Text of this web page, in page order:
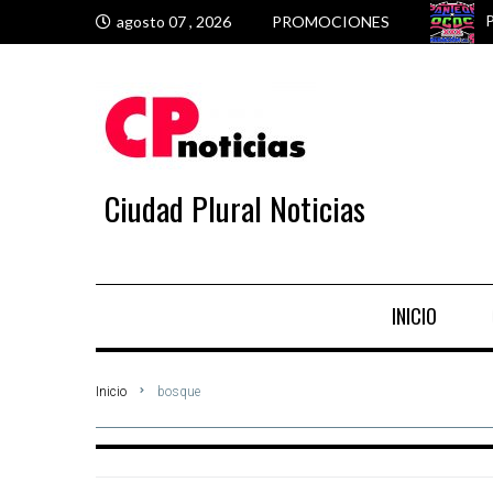
agosto 07 , 2026 PROMOCIONES
Ciudad Plural Noticias
INICIO
Inicio bosque